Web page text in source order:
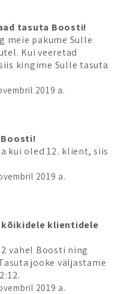
tasuta Boosti!
meie pakume Sulle
Kui veeretad
kingime Sulle tasuta
2019 a.
kui oled 12. klient, siis
2019 a.
klientidele
vahel Boosti ning
jooke väljastame
2019 a.